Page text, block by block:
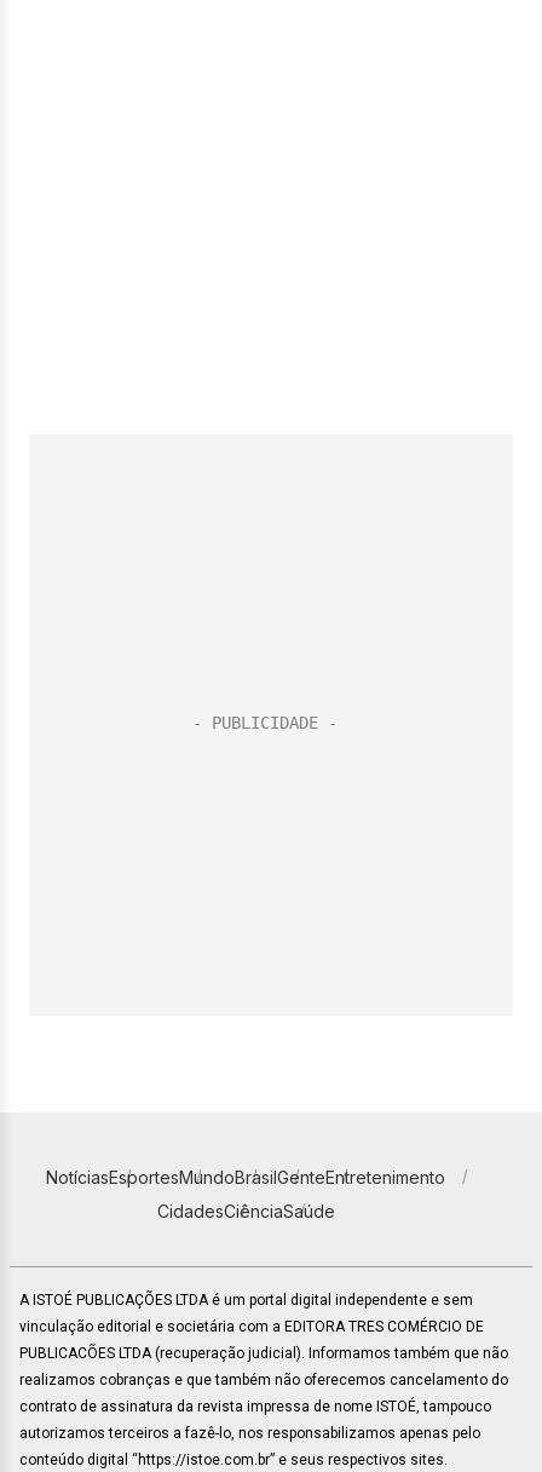
NotíciasEsportesMundoBrasilGenteEntretenimento
CidadesCiênciaSaúde
A ISTOÉ PUBLICAÇÕES LTDA é um portal digital independente e sem
vinculação editorial e societária com a EDITORA TRES COMÉRCIO DE
PUBLICACÕES LTDA (recuperação judicial). Informamos também que não
realizamos cobranças e que também não oferecemos cancelamento do
contrato de assinatura da revista impressa de nome ISTOÉ, tampouco
autorizamos terceiros a fazê-lo, nos responsabilizamos apenas pelo
conteúdo digital “https://istoe.com.br” e seus respectivos sites.